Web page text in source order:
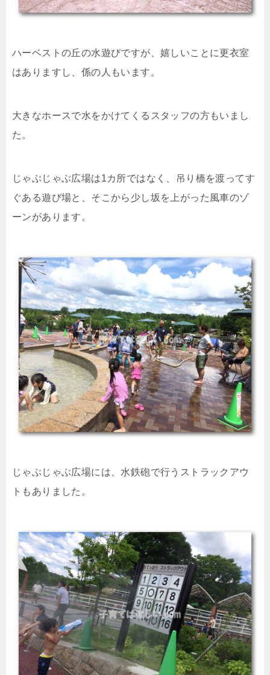
ハーベストの丘の水遊びですが、嬉しいことに更衣室
はありますし、係の人もいます。
大きなホースで水をかけてくるスタッフの方もいまし
た。
じゃぶじゃぶ広場は1カ所ではなく、吊り橋を渡ってす
ぐある遊び場と、そこから少し坂を上がった風車のゾ
ーンがあります。
じゃぶじゃぶ広場には、水鉄砲で行うストラックアウ
トもありました。